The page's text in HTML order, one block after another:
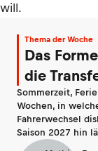
will.
Thema der Woche
Das
die
Sommerzeit,
Wochen, in
Fahrerwechsel
Saison 2027 hin